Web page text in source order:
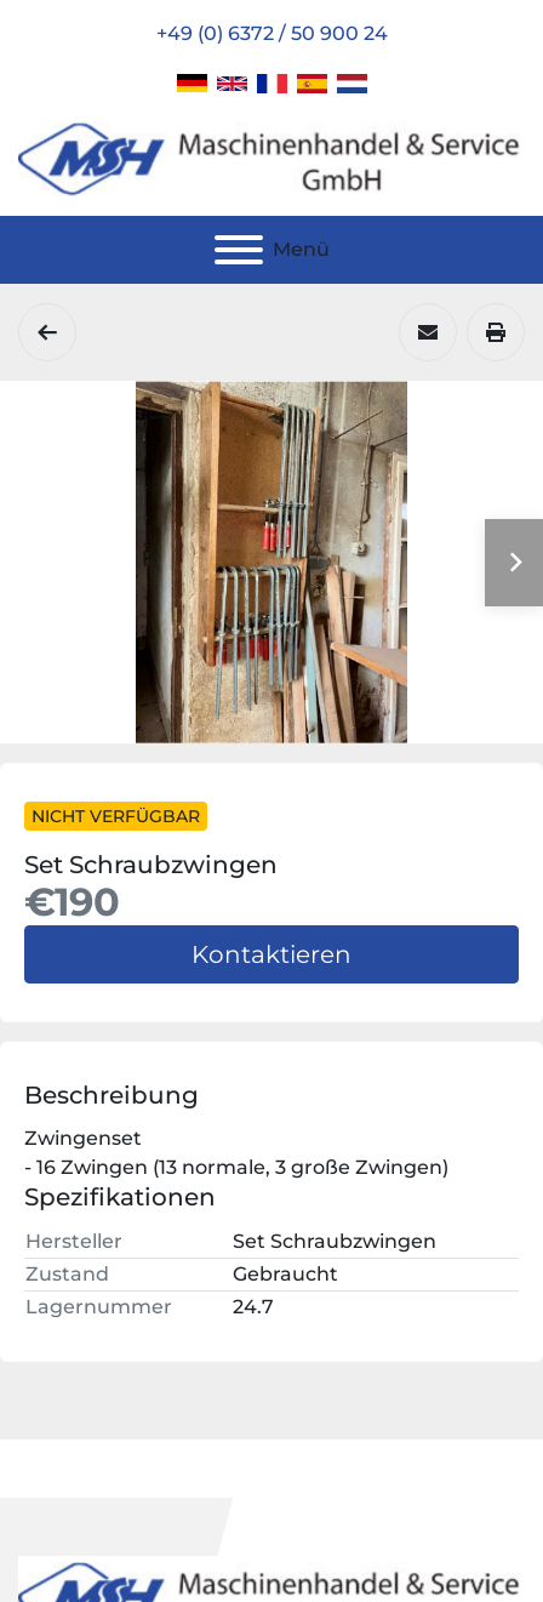
+49 (0) 6372 / 50 900 24
Menü
NICHT VERFÜGBAR
Set Schraubzwingen
€190
Kontaktieren
Beschreibung
Zwingenset
- 16 Zwingen (13 normale, 3 große Zwingen)
Spezifikationen
Hersteller
Set Schraubzwingen
Zustand
Gebraucht
Lagernummer
24.7